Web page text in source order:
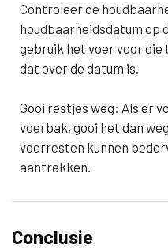
Controleer de
houdbaarheidsdatum op
gebruik het voer voor die
dat over de datum is.
Gooi restjes weg: Als er
voerbak, gooi het dan
voerresten kunnen
aantrekken.
Conclusie